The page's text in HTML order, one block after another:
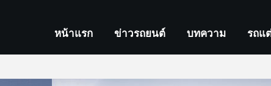
หน้าแรก ข่าวรถยนต์ บทความ รถแ